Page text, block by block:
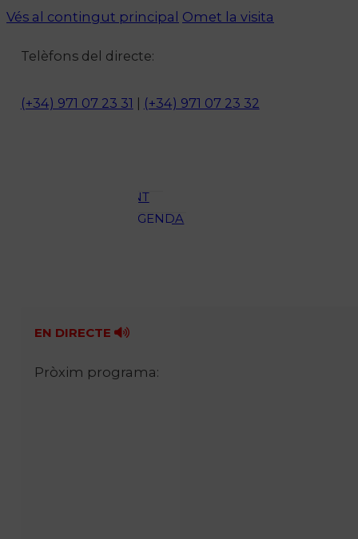
Vés al contingut principal Omet la visita
Telèfons del directe:
(+34) 971 07 23 31 (+34) 971 07 23 32
OCI
AMBIENT
AGENDA
Fes-te'n soci!
EN DIRECTE
Pròxim programa: